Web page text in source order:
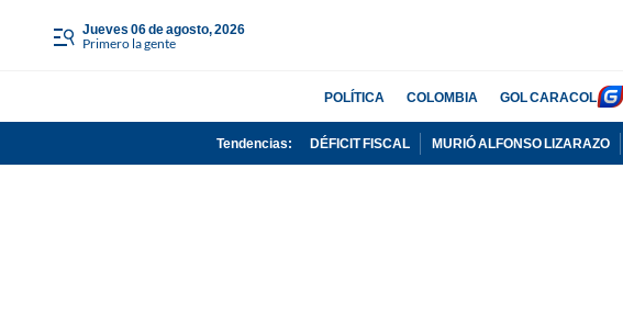
jueves 06 de agosto, 2026
Primero la gente
POLÍTICA COLOMBIA GOL CARACOL
Tendencias: DÉFICIT FISCAL MURIÓ ALFONSO LIZARAZO